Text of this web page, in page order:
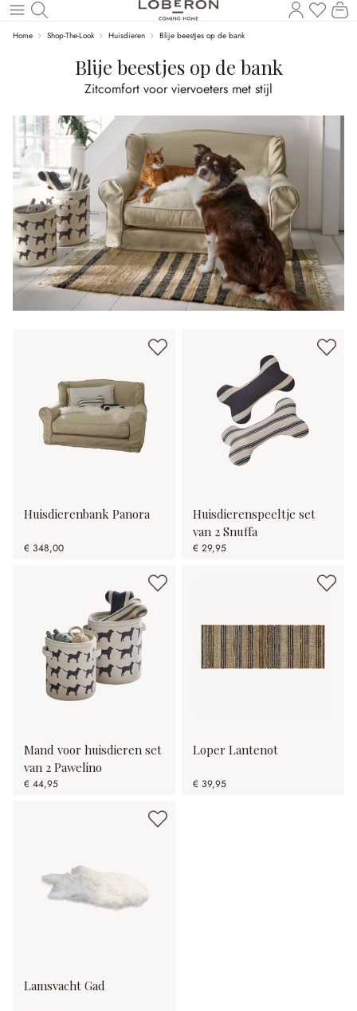
Naar de hoofdinhoud
U
Home Shop-The-Look Huisdieren Blije beestjes op de bank
Blije beestjes op de bank
Zitcomfort voor viervoeters met stijl
Huisdierenbank Panora
€ 348,00
Huisdierenspeeltje set
van 2 Snuffa
€ 29,95
Mand voor huisdieren set
van 2 Pawelino
€ 44,95
Loper Lantenot
€ 39,95
Lamsvacht Gad